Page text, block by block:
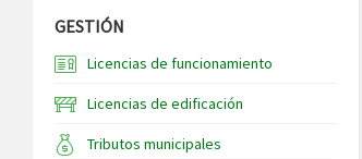
GESTIÓN
Licencias de funcionamiento
Licencias de edificación
Tributos municipales